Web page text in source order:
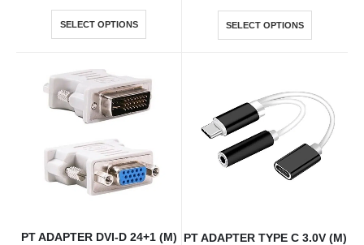
SELECT OPTIONS SELECT OPTIONS
PT ADAPTER DVI-D 24+1 (M)
PT ADAPTER TYPE C 3.0V (M)